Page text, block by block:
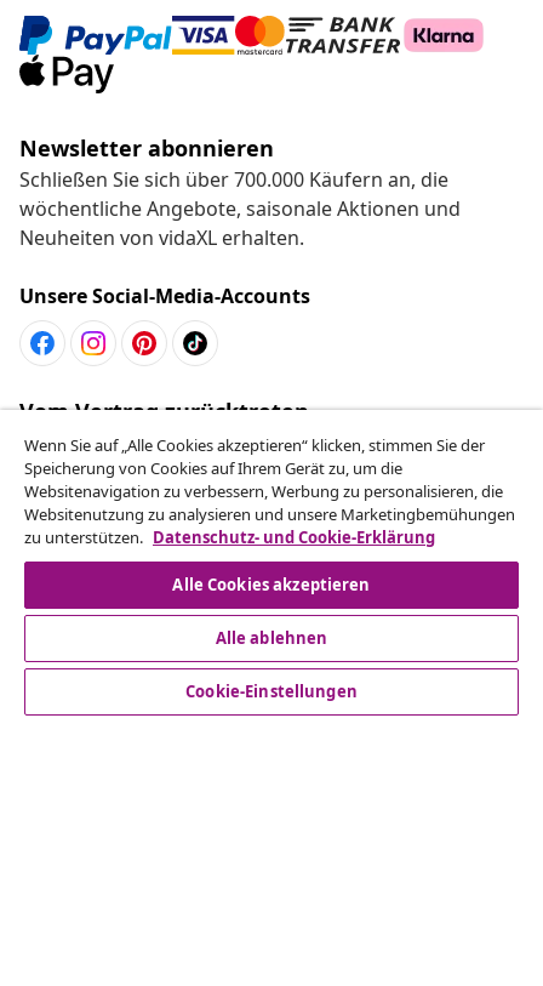
Newsletter abonnieren
Schließen Sie sich über 700.000 Käufern an, die
wöchentliche Angebote, saisonale Aktionen und
Neuheiten von vidaXL erhalten.
Unsere Social-Media-Accounts
Vom Vertrag zurücktreten
Reiche einen Widerrufsantrag für deine Bestellung
ein.
Vom Vertrag zurücktreten
Business
Wenn Sie auf „Alle Cookies akzeptieren“ klicken, stimmen Sie der
Speicherung von Cookies auf Ihrem Gerät zu, um die
Websitenavigation zu verbessern, Werbung zu personalisieren, die
Websitenutzung zu analysieren und unsere Marketingbemühungen
zu unterstützen. Datenschutz- und Cookie-Erklärung
Alle Cookies akzeptieren
Alle ablehnen
Cookie-Einstellungen